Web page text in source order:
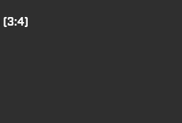
(3:4)